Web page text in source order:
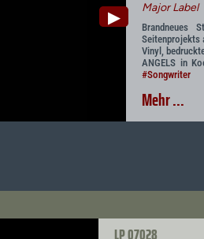
▶
Major Label
Brandneues
Seitenprojekts
Vinyl,
ANGELS in
#Songwriter
Mehr ...
LP 07028